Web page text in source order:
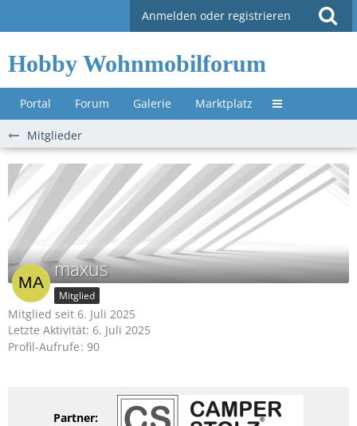
Anmelden oder registrieren
Hobby Wohnmobilforum
Portal Forum Galerie Marktplatz Untermenü »
Mitglieder
maxus
Mitglied
Mitglied seit 6. Juli 2025
Letzte Aktivität: 6. Juli 2025
Profil-Aufrufe 90
Partner: